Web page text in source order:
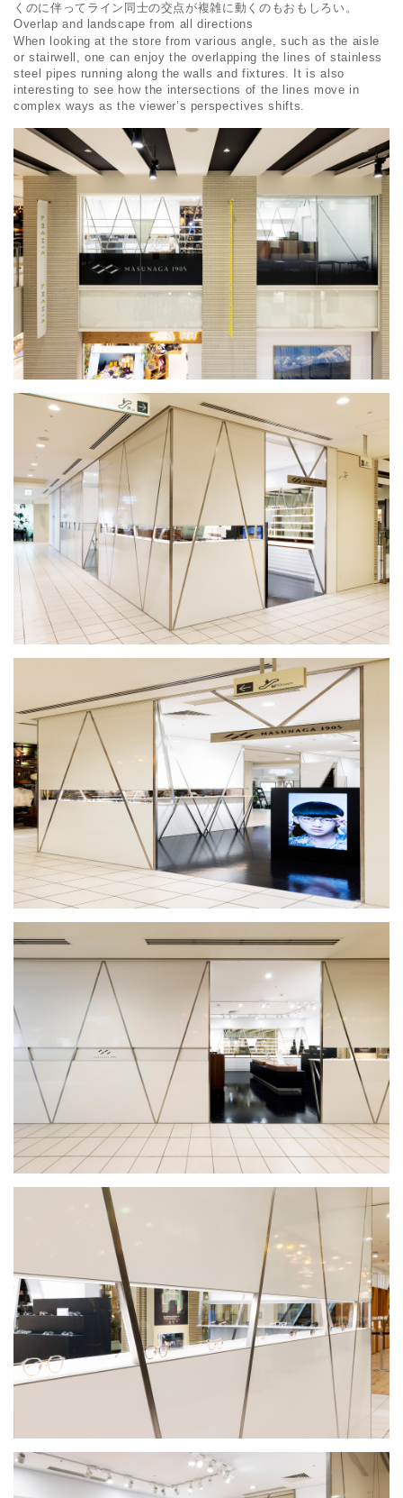
くのに伴ってライン同士の交点が複雑に動くのもおもしろい。
Overlap and landscape from all directions
When looking at the store from various angle, such as the aisle
or stairwell, one can enjoy the overlapping the lines of stainless
steel pipes running along the walls and fixtures. It is also
interesting to see how the intersections of the lines move in
complex ways as the viewer’s perspectives shifts.